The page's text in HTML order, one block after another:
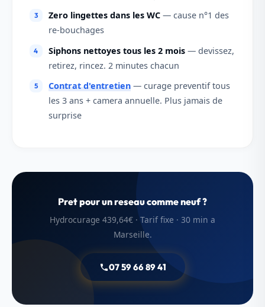
Zero lingettes dans les WC— cause n°1 des
re-bouchages
Siphons nettoyes tous les 2 mois— devissez,
retirez, rincez. 2 minutes chacun
Contrat d'entretien— curage preventif tous
les 3 ans + camera annuelle. Plus jamais de
surprise
Pret pour un reseau comme neuf ?
Hydrocurage 439,64€ · Tarif fixe · 30 min a
Marseille.
07 59 66 89 41